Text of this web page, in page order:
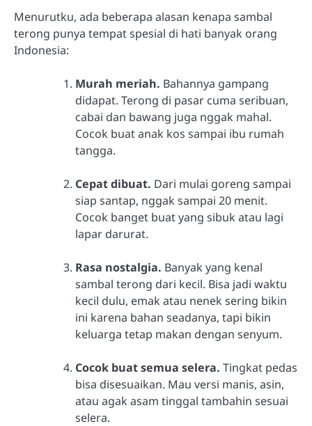
Menurutku, ada beberapa alasan kenapa sambal
terong punya tempat spesial di hati banyak orang
Indonesia:
Murah meriah. Bahannya gampang
didapat. Terong di pasar cuma seribuan,
cabai dan bawang juga nggak mahal.
Cocok buat anak kos sampai ibu rumah
tangga.
Cepat dibuat. Dari mulai goreng sampai
siap santap, nggak sampai 20 menit.
Cocok banget buat yang sibuk atau lagi
lapar darurat.
Rasa nostalgia. Banyak yang kenal
sambal terong dari kecil. Bisa jadi waktu
kecil dulu, emak atau nenek sering bikin
ini karena bahan seadanya, tapi bikin
keluarga tetap makan dengan senyum.
Cocok buat semua selera. Tingkat pedas
bisa disesuaikan. Mau versi manis, asin,
atau agak asam tinggal tambahin sesuai
selera.